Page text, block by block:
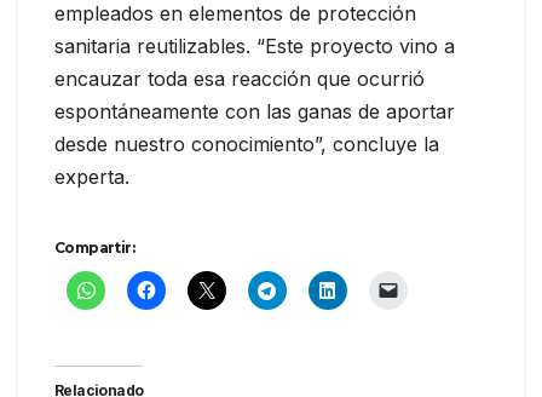
empleados en elementos de protección
sanitaria reutilizables. “Este proyecto vino a
encauzar toda esa reacción que ocurrió
espontáneamente con las ganas de aportar
desde nuestro conocimiento”, concluye la
experta.
Compartir:
Relacionado